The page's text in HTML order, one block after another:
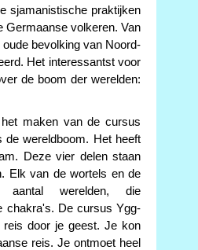
sjamanistische praktijken
Germaanse volkeren. Van
bevolking van Noord-
Het interessantst voor
de boom der werelden:
maken van de cursus
de wereldboom. Het heeft
Deze vier delen staan
Elk van de wortels en de
werelden, die
chakra's. De cursus Ygg-
reis door je geest. Je kon
reis. Je ontmoet heel